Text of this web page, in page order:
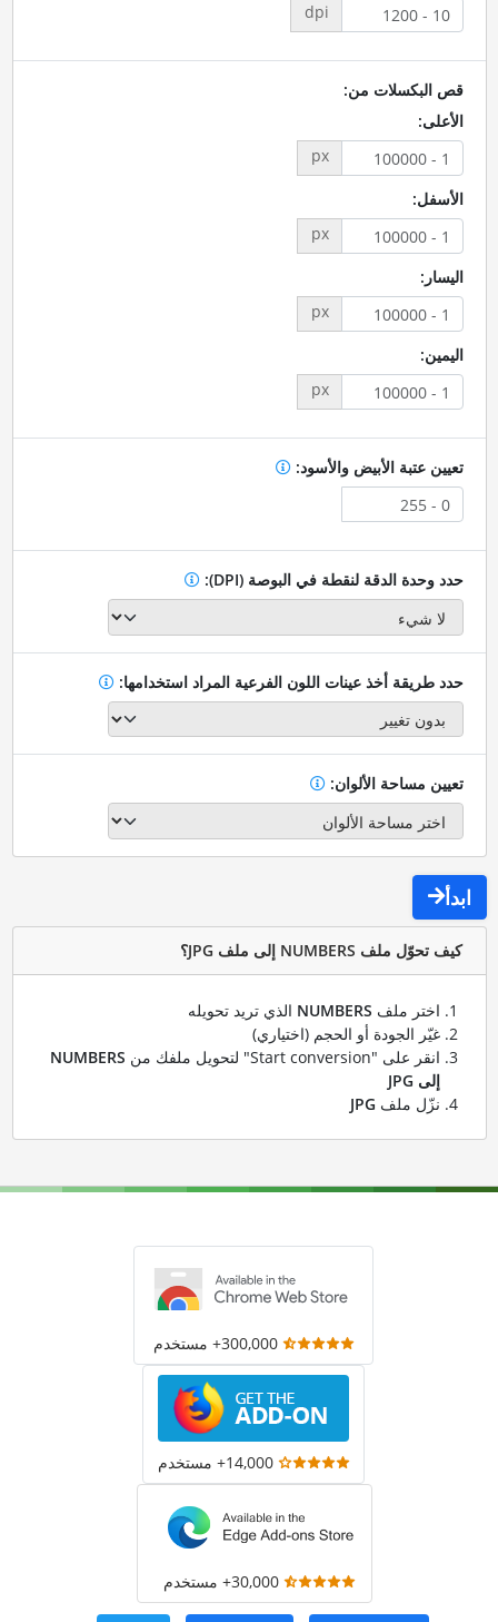
dpi
قص البكسلات من:
الأعلى:
px
الأسفل:
px
اليسار:
px
اليمين:
px
تعيين عتبة الأبيض والأسود:
حدد وحدة الدقة لنقطة في البوصة (DPI):
حدد طريقة أخذ عينات اللون الفرعية المراد استخدامها:
تعيين مساحة الألوان:
ابدأ
كيف تحوّل ملف NUMBERS إلى ملف JPG؟
اختر ملف NUMBERSالذي تريد تحويله
غيّر الجودة أو الحجم (اختياري)
انقر على "Start conversion" لتحويل ملفك من
NUMBERS
إلى JPG
نزّل ملف JPG
300,000+ مستخدم
14,000+ مستخدم
30,000+ مستخدم